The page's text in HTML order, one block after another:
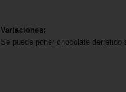
Variaciones:
Se puede poner chocolate